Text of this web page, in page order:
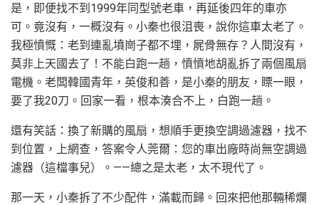
是，即便找不到1999年同型號老車，再延後四年的車亦
可。竟沒有，一概沒有。小秦也很沮喪，說你這車太老了。
我極憤慨：老到連亂墳崗子都不埋，屍骨無存？人間沒有，
莫非上天國去了！不能白跑一趟，憤憤地胡亂拆了兩個風扇
電機。老闆韓國青年，英俊和善，是小秦的朋友，瞟一眼，
要了我20刀。回家一看，根本湊合不上，白跑一趟。
還有笑話：換了新購的風扇，想順手更換空調過濾器，找不
到位置，上網查，答案令人莞爾：您的車出廠時尚無空調過
濾器（這檔事兒）。——總之是太老，太不現代了。
那一天，小秦拆了不少配件，滿載而歸。回來把他那輛稀爛